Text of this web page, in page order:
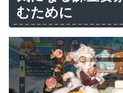
むために